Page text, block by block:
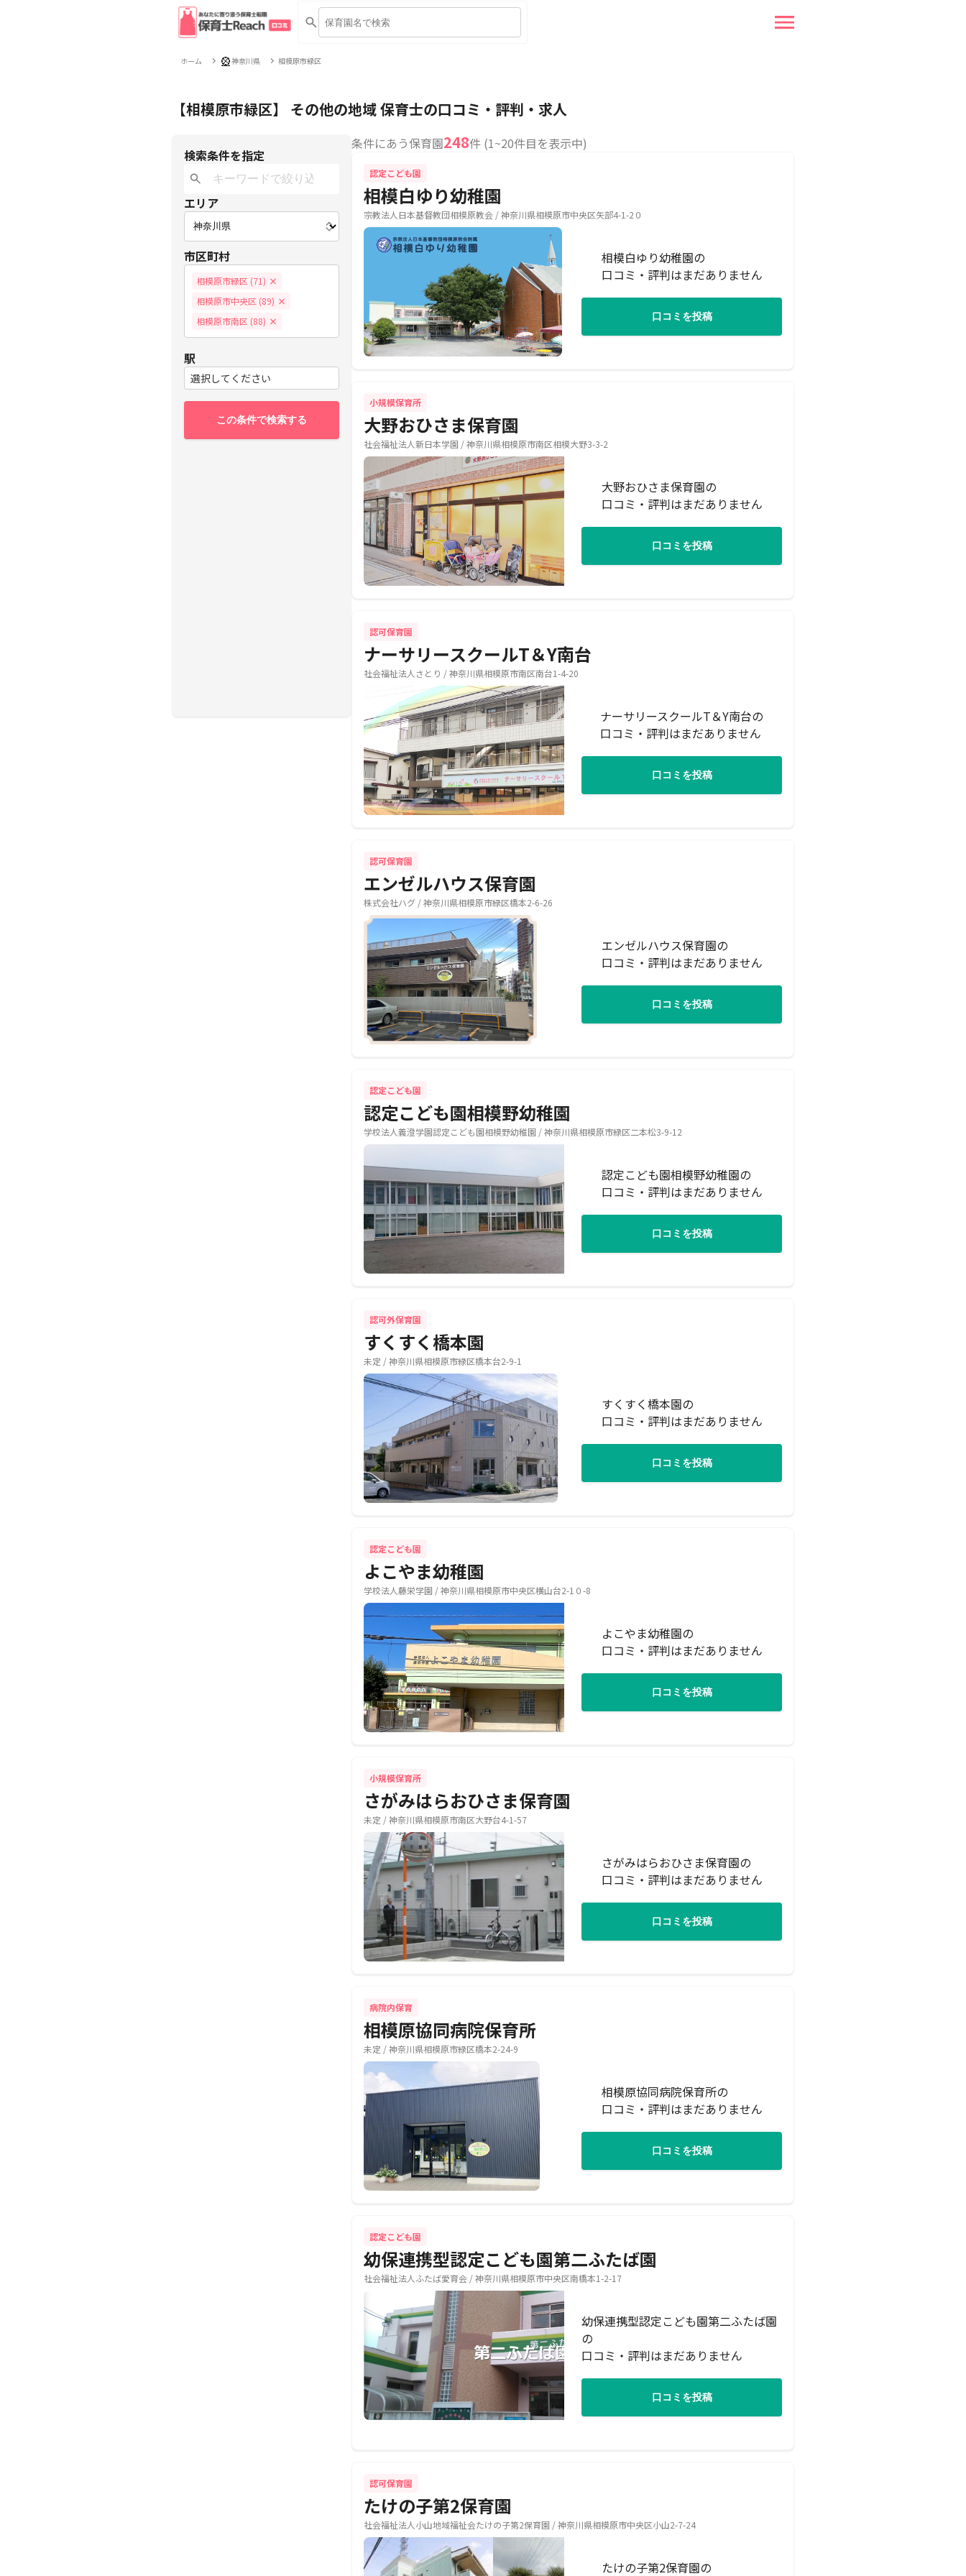
ホーム 🎡神奈川県 相模原市緑区
【相模原市緑区】 その他の地域 保育士の口コミ・評判・求人
検索条件を指定
エリア
市区町村
相模原市緑区 (71) ×
相模原市中央区 (89) ×
相模原市南区 (88) ×
駅
選択してください
この条件で検索する
条件にあう保育園248件 (1~20件目を表示中)
認定こども園
相模白ゆり幼稚園
宗教法人日本基督教団相模原教会 / 神奈川県相模原市中央区矢部4-1-2０
相模白ゆり幼稚園の
口コミ・評判はまだありません
口コミを投稿
小規模保育所
大野おひさま保育園
社会福祉法人新日本学園 / 神奈川県相模原市南区相模大野3-3-2
大野おひさま保育園の
口コミ・評判はまだありません
口コミを投稿
認可保育園
ナーサリースクールT＆Y南台
社会福祉法人さとり / 神奈川県相模原市南区南台1-4-20
ナーサリースクールT＆Y南台の
口コミ・評判はまだありません
口コミを投稿
認可保育園
エンゼルハウス保育園
株式会社ハグ / 神奈川県相模原市緑区橋本2-6-26
エンゼルハウス保育園の
口コミ・評判はまだありません
口コミを投稿
認定こども園
認定こども園相模野幼稚園
学校法人義澄学園認定こども園相模野幼稚園 / 神奈川県相模原市緑区二本松3-9-12
認定こども園相模野幼稚園の
口コミ・評判はまだありません
口コミを投稿
認可外保育園
すくすく橋本園
未定 / 神奈川県相模原市緑区橋本台2-9-1
すくすく橋本園の
口コミ・評判はまだありません
口コミを投稿
認定こども園
よこやま幼稚園
学校法人藤栄学園 / 神奈川県相模原市中央区横山台2-1０-8
よこやま幼稚園の
口コミ・評判はまだありません
口コミを投稿
小規模保育所
さがみはらおひさま保育園
未定 / 神奈川県相模原市南区大野台4-1-57
さがみはらおひさま保育園の
口コミ・評判はまだありません
口コミを投稿
病院内保育
相模原協同病院保育所
未定 / 神奈川県相模原市緑区橋本2-24-9
相模原協同病院保育所の
口コミ・評判はまだありません
口コミを投稿
認定こども園
幼保連携型認定こども園第二ふたば園
社会福祉法人ふたば愛育会 / 神奈川県相模原市中央区南橋本1-2-17
幼保連携型認定こども園第二ふたば園
の
口コミ・評判はまだありません
口コミを投稿
認可保育園
たけの子第2保育園
社会福祉法人小山地域福祉会たけの子第2保育園 / 神奈川県相模原市中央区小山2-7-24
たけの子第2保育園の